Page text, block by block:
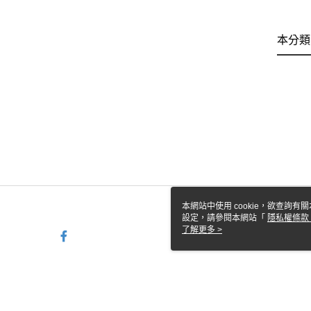
本分
本網站中使用 cookie，欲查詢有
設定，請參閱本網站「 隱私權條款
使用 cookie。
了解更多 >